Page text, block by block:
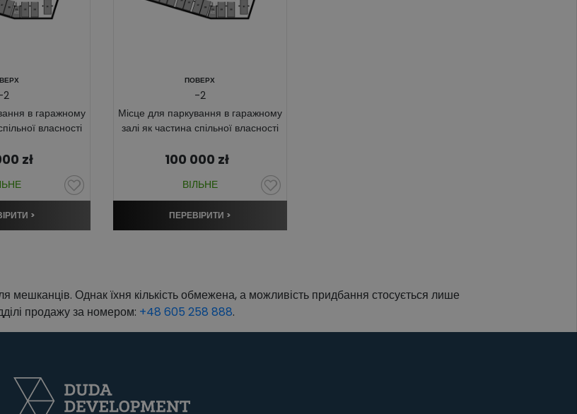
2
в гаражному
власності
zł
>
ПОВЕРХ
-2
Місце для паркування в гаражному
залі як частина спільної власності
100 000 zł
ВІЛЬНЕ
ПЕРЕВІРИТИ >
мешканців. Однак їхня кількість обмежена, а можливість придбання стосується лише
продажу за номером: +48 605 258 888.